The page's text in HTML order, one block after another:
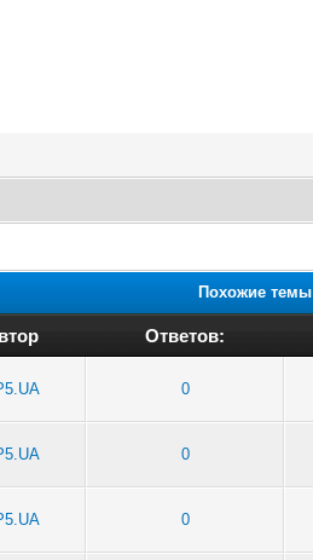
Похожие темы
Ответов:
0
0
0